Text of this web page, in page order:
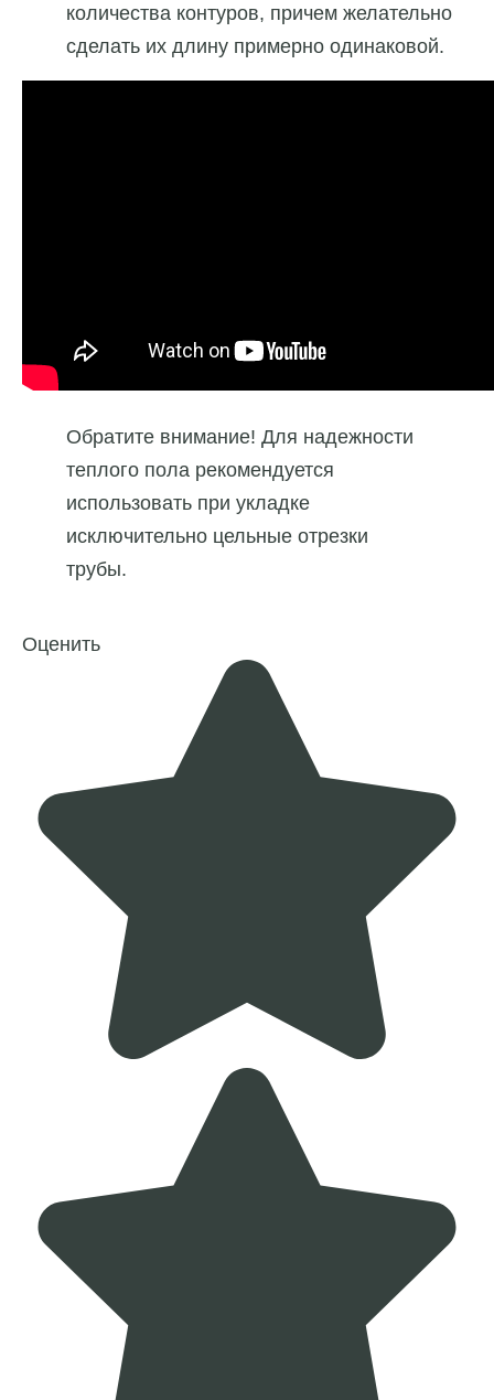
количества контуров, причем желательно
сделать их длину примерно одинаковой.
Обратите внимание! Для надежности
теплого пола рекомендуется
использовать при укладке
исключительно цельные отрезки
трубы.
Оценить